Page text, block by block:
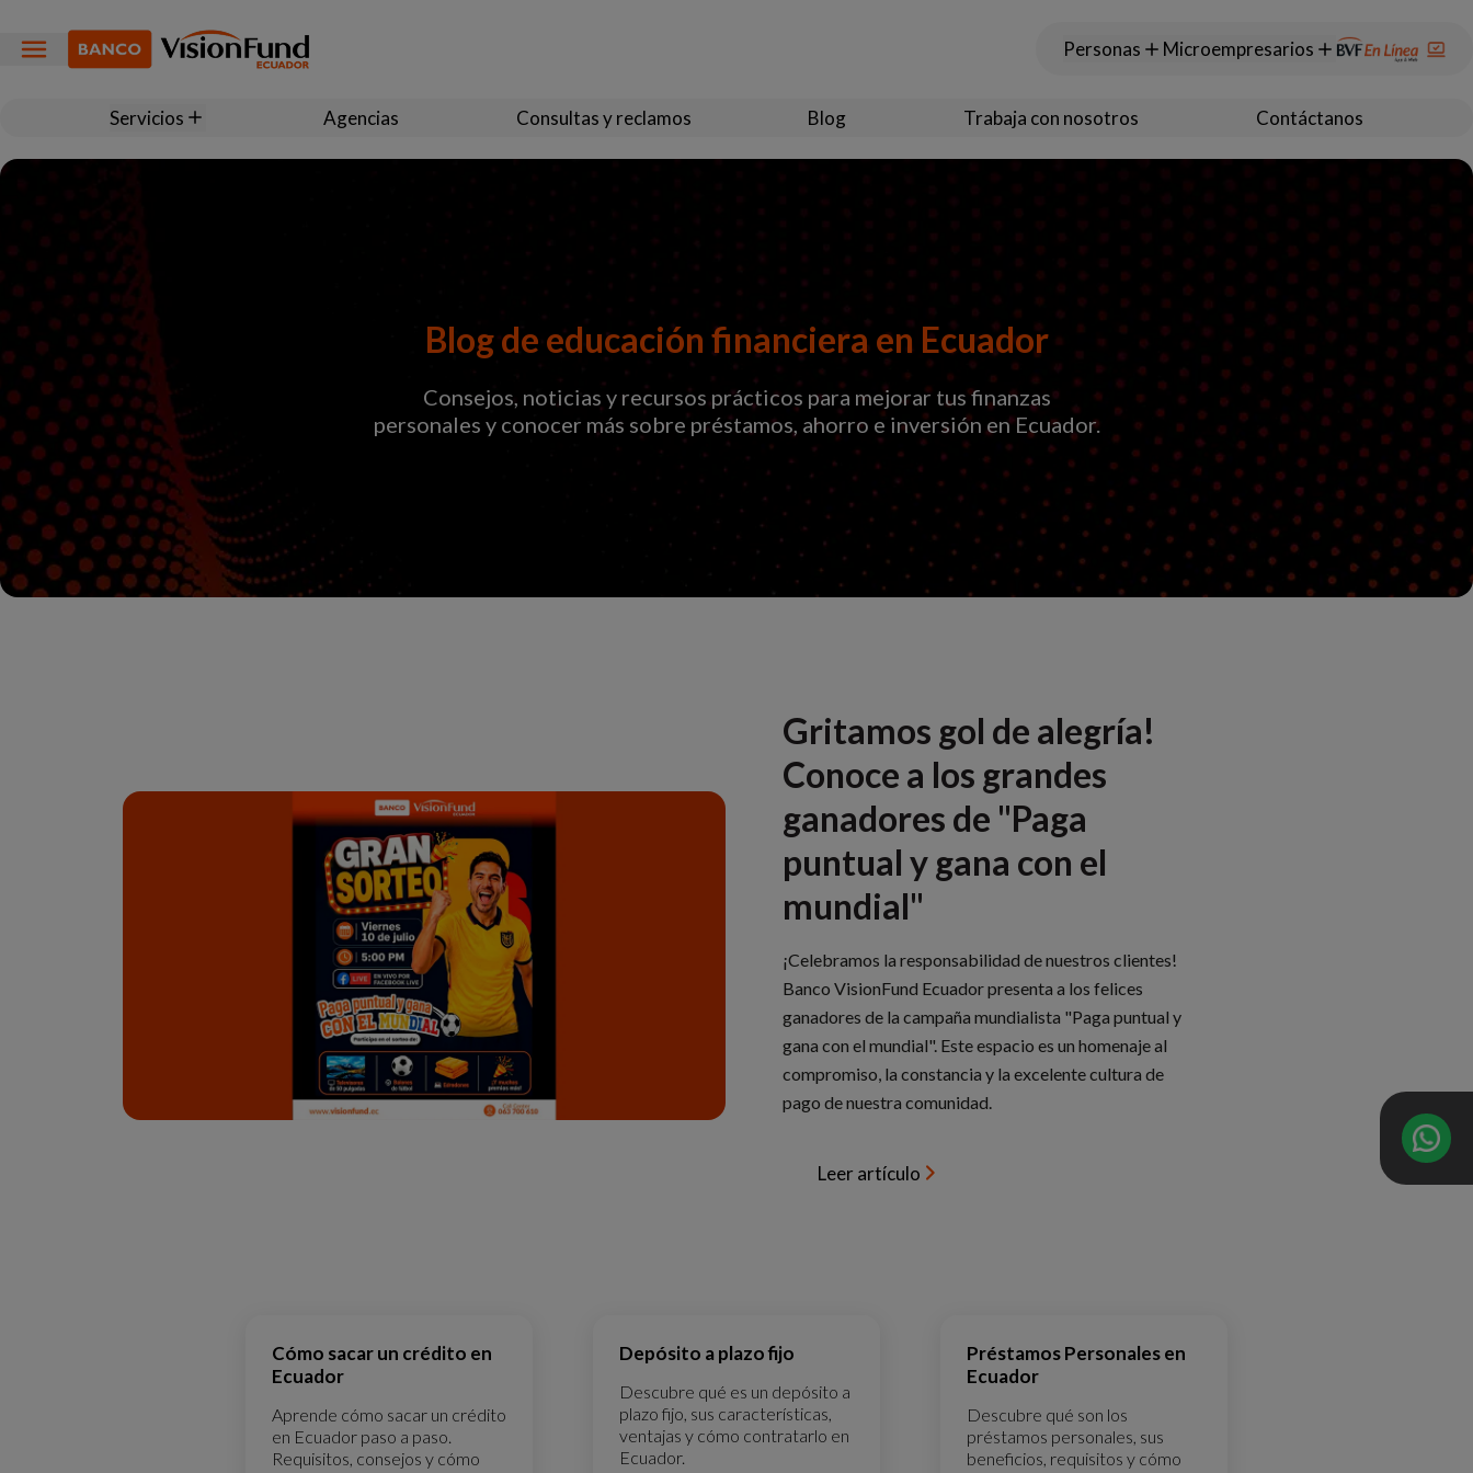
Personas Microempresarios
Servicios Agencias Consultas y reclamos Blog Trabaja con nosotros Contáctanos
Blog de educación financiera en Ecuador
Consejos, noticias y recursos prácticos para mejorar tus finanzas
personales y conocer más sobre préstamos, ahorro e inversión en Ecuador.
Gritamos gol de alegría!
Conoce a los grandes
ganadores de "Paga
puntual y gana con el
mundial"
¡Celebramos la responsabilidad de nuestros clientes!
Banco VisionFund Ecuador presenta a los felices
ganadores de la campaña mundialista "Paga puntual y
gana con el mundial". Este espacio es un homenaje al
compromiso, la constancia y la excelente cultura de
pago de nuestra comunidad.
Leer artículo
Cómo sacar un crédito en
Ecuador
Aprende cómo sacar un crédito
en Ecuador paso a paso.
Requisitos, consejos y cómo
Depósito a plazo fijo
Descubre qué es un depósito a
plazo fijo, sus características,
ventajas y cómo contratarlo en
Ecuador.
Préstamos Personales en
Ecuador
Descubre qué son los
préstamos personales, sus
beneficios, requisitos y cómo